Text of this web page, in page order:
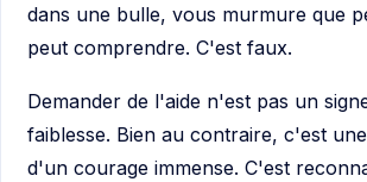
dans une bulle, vous murmure que
peut comprendre. C'est faux.
Demander de l'aide n'est pas un
faiblesse. Bien au contraire, c'est
d'un courage immense. C'est